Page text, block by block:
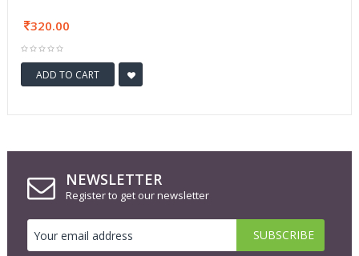
320.00
ADD TO CART
NEWSLETTER
Register to get our newsletter